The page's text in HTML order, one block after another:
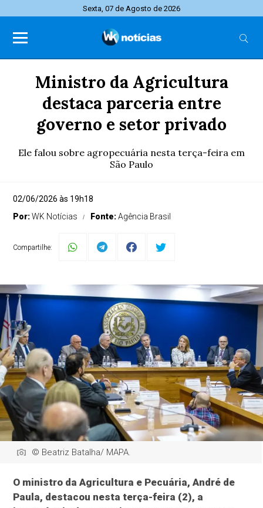
Sexta, 07 de Agosto de 2026
Ministro da Agricultura
destaca parceria entre
governo e setor privado
Ele falou sobre agropecuária nesta terça-feira em
São Paulo
02/06/2026 às 19h18
Por:WK Notícias Fonte:Agência Brasil
Compartilhe:
© Beatriz Batalha/ MAPA.
O ministro da Agricultura e Pecuária, André de
Paula, destacou nesta terça-feira (2), a